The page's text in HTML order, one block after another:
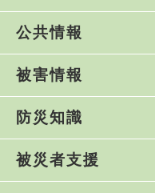
公共情報
被害情報
防災知識
被災者支援